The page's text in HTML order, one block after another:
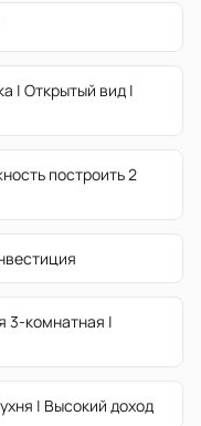
| Открытый вид |
построить 2
3-комнатная |
| Высокий доход